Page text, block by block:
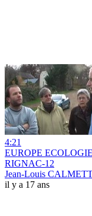
4:21
EUROPE
RIGNAC-12
Jean-Louis
il y a 17 ans